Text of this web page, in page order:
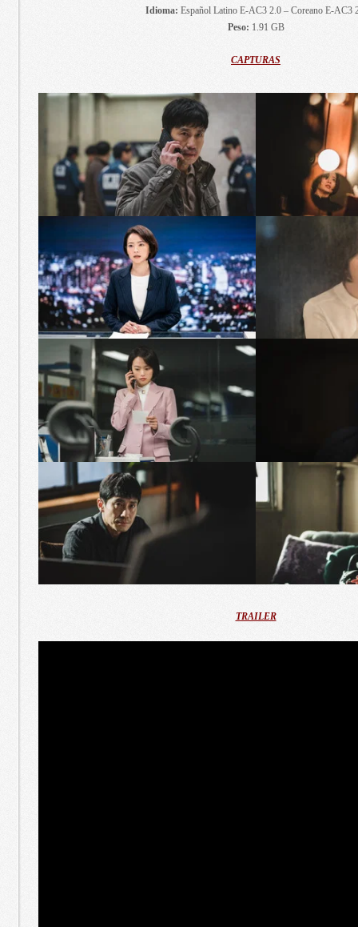
Idioma: Español Latino E-AC3 2.0 – Coreano E-AC3
Peso: 1.91 GB
CAPTURAS
TRAILER